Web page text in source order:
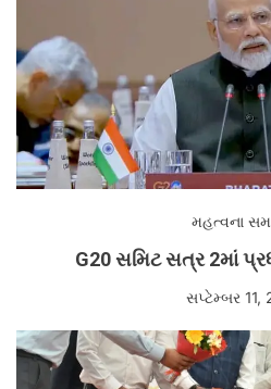
મહત્વના
G20 સમિટ સત્ર 2માં
સપ્ટેમ્બર 11,